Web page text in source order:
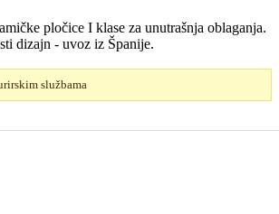
pločice I klase za unutrašnja oblaganja.
dizajn - uvoz iz Španije.
službama